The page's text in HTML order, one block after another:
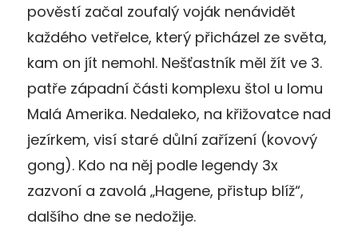
pověstí začal zoufalý voják nenávidět
každého vetřelce, který přicházel ze světa,
kam on jít nemohl. Nešťastník měl žít ve 3.
patře západní části komplexu štol u lomu
Malá Amerika. Nedaleko, na křižovatce nad
jezírkem, visí staré důlní zařízení (kovový
gong). Kdo na něj podle legendy 3x
zazvoní a zavolá „Hagene, přistup blíž“,
dalšího dne se nedožije.